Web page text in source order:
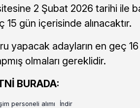
2 Şubat 2026 tarihi ile
gün içerisinde alınacaktır.
yapacak adayların en geç
olmaları gereklidir.
BURADA:
personeli alımı İndir